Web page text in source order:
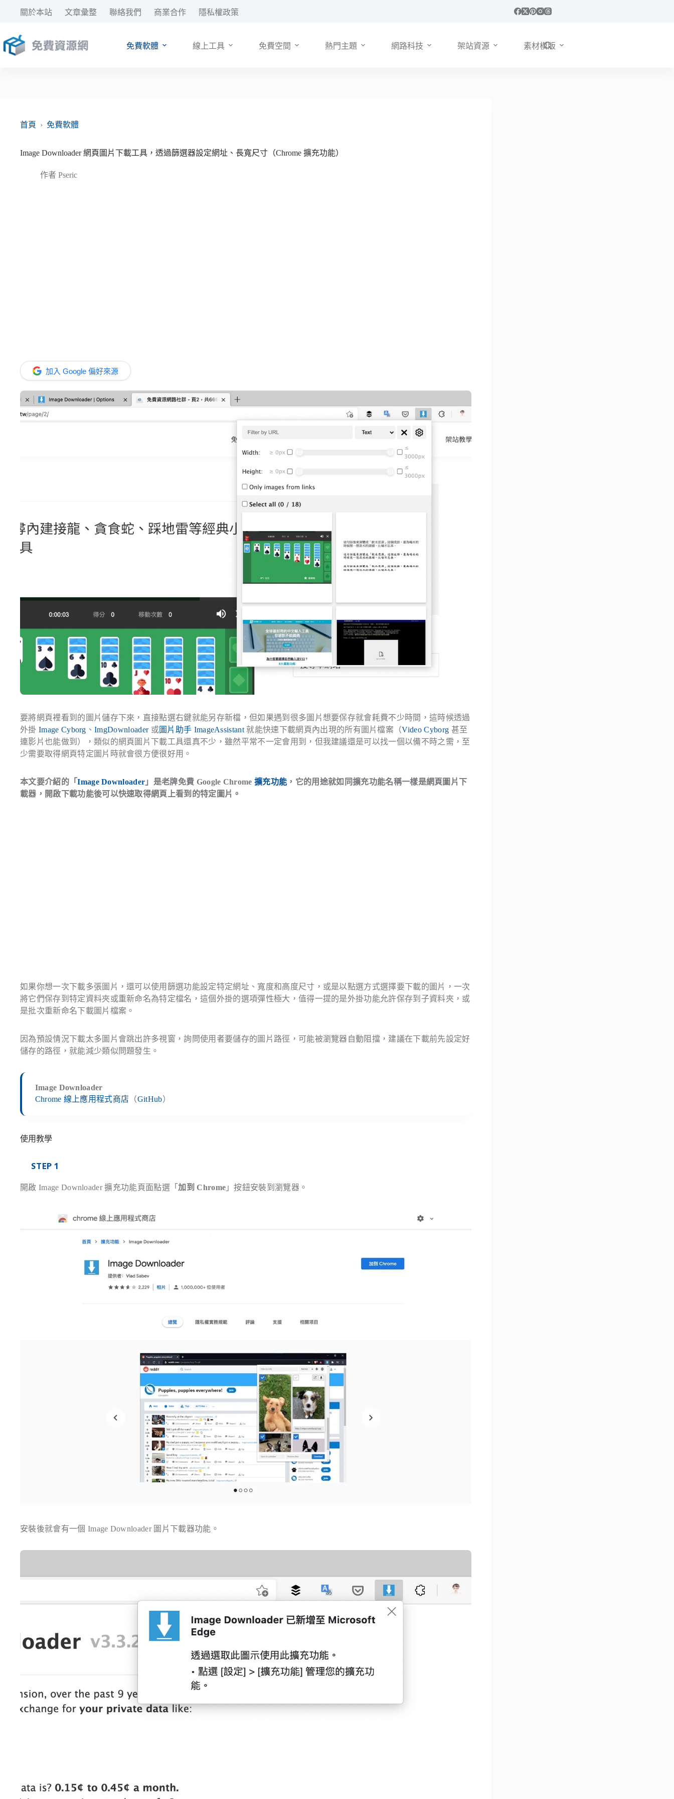
要
內
關於本站 文章彙整 聯絡我們 商業合作 隱私權政策
免費軟體 線上工具 免費空間 熱門主題 網路科技 架站資源 素材模版
首頁 › 免費軟體
Image Downloader 網頁圖片下載工具，透過篩選器設定網址、長寬尺寸（Chrome 擴充功能）
作者 Pseric
加入 Google 偏好來源
要將網頁裡看到的圖片儲存下來，直接點選右鍵就能另存新檔，但如果遇到很多圖片想要保存就會耗費不少時間，這時候透過
外掛 Image Cyborg 、ImgDownloader或圖片助手 ImageAssistant 就能快速下載網頁內出現的所有圖片檔案（Video Cyborg 甚至
連影片也能做到），類似的網頁圖片下載工具還真不少，雖然平常不一定會用到，但我建議還是可以找一個以備不時之需，至
少需要取得網頁特定圖片時就會很方便很好用。
本文要介紹的「Image Downloader 」是老牌免費 Google Chrome擴充功能 ，它的用途就如同擴充功能名稱一樣是網頁圖片下
載器，開啟下載功能後可以快速取得網頁上看到的特定圖片。
如果你想一次下載多張圖片，還可以使用篩選功能設定特定網址、寬度和高度尺寸，或是以點選方式選擇要下載的圖片，一次
將它們保存到特定資料夾或重新命名為特定檔名，這個外掛的選項彈性極大，值得一提的是外掛功能允許保存到子資料夾，或
是批次重新命名下載圖片檔案。
因為預設情況下載太多圖片會跳出許多視窗，詢問使用者要儲存的圖片路徑，可能被瀏覽器自動阻擋，建議在下載前先設定好
儲存的路徑，就能減少類似問題發生。
Image Downloader
Chrome 線上應用程式商店 （GitHub）
使用教學
STEP 1
開啟 Image Downloader 擴充功能頁面點選「 加到 Chrome 」按鈕安裝到瀏覽器。
安裝後就會有一個 Image Downloader 圖片下載器功能。